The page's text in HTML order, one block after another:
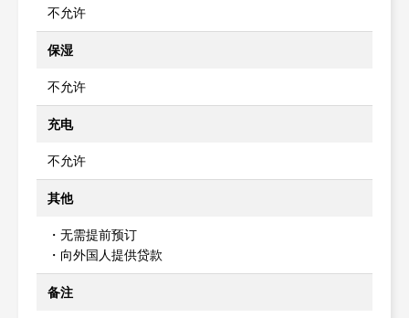
不允许
保湿
不允许
充电
不允许
其他
・无需提前预订
・向外国人提供贷款
备注